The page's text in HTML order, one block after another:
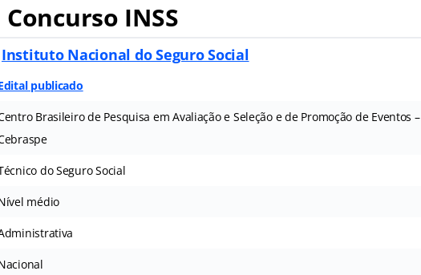
INSS
Instituto Nacional do Seguro Social
publicado
Brasileiro de Pesquisa em Avaliação e Seleção e de Promoção de Eventos –
do Seguro Social
médio